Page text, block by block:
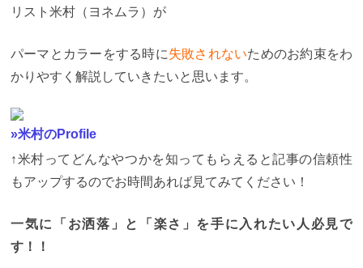
リスト米村（ヨネムラ）が
パーマとカラーをする時に失敗されないためのお約束をわ
かりやすく解説していきたいと思います。
»米村のProfile
↑米村ってどんなやつかを知ってもらえると記事の信頼性
もアップするのでお時間あれば見てみてください！
一気に「お洒落」と「楽さ」を手に入れたい人必見で
す！！